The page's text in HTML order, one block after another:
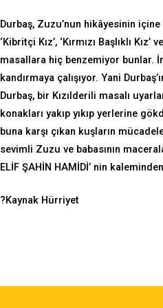
Durbaş, Zuzu’nun hikâyesinin
‘Kibritçi Kız’, ‘Kırmızı Başlıklı
masallara hiç benzemiyor bunlar.
kandırmaya çalışıyor. Yani
Durbaş, bir Kızılderili masalı
konakları yakıp yıkıp yerlerine
buna karşı çıkan kuşların
sevimli Zuzu ve babasının
ELİF ŞAHİN HAMİDİ’ nin kaleminden
?Kaynak Hürriyet